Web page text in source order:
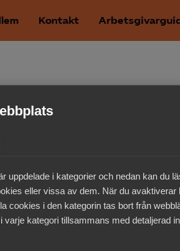
uppdelade i kategorier och nedan kan du
eller vissa av dem. När du avaktiverar
cookies i den kategorin tas bort från
kategori tillsammans med detaljerad
Kontakt
för